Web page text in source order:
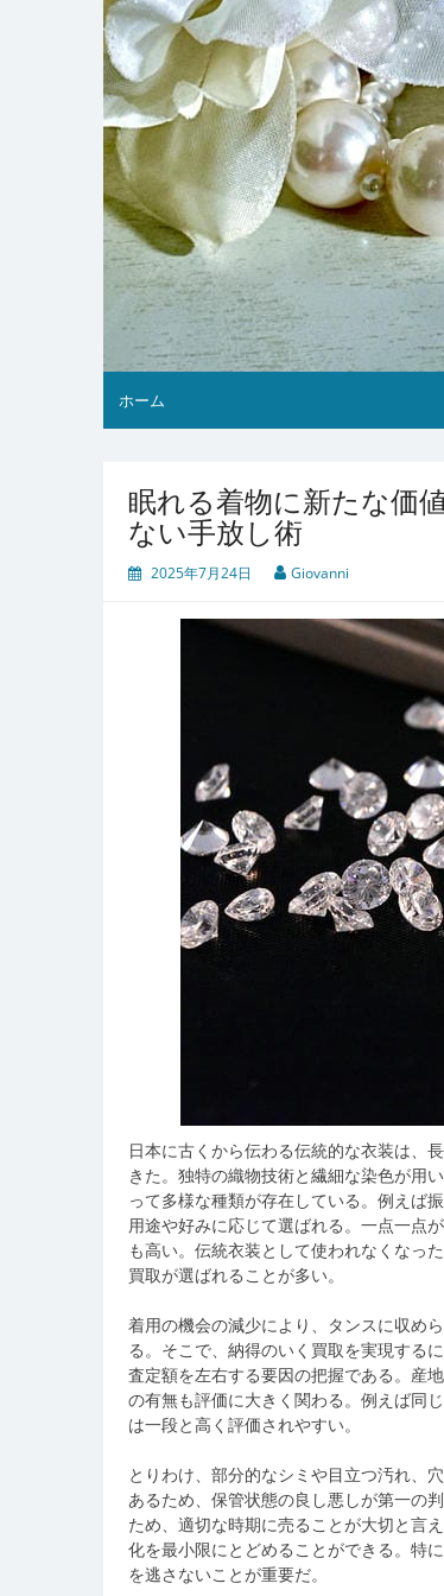
ホーム
眠れる着物に新たな価
ない手放し術
2025年7月24日 Giovanni
日本に古くから伝わる伝統的な衣装は、
きた。 独特の織物技術と繊細な染色が用
って多様な種類が存在している。例えば
用途や好みに応じて選ばれる。一点一点
も高い。伝統衣装として使われなくなっ
買取が選ばれることが多い。
着用の機会の減少により、タンスに収め
る。そこで、納得のいく買取を実現する
査定額を左右する要因の把握である。産
の有無も評価に大きく関わる。例えば同
は一段と高く評価されやすい。
とりわけ、部分的なシミや目立つ汚れ、
あるため、保管状態の良し悪しが第一の
ため、適切な時期に売ることが大切と言
化を最小限にとどめることができる。特
を逃さないことが重要だ。